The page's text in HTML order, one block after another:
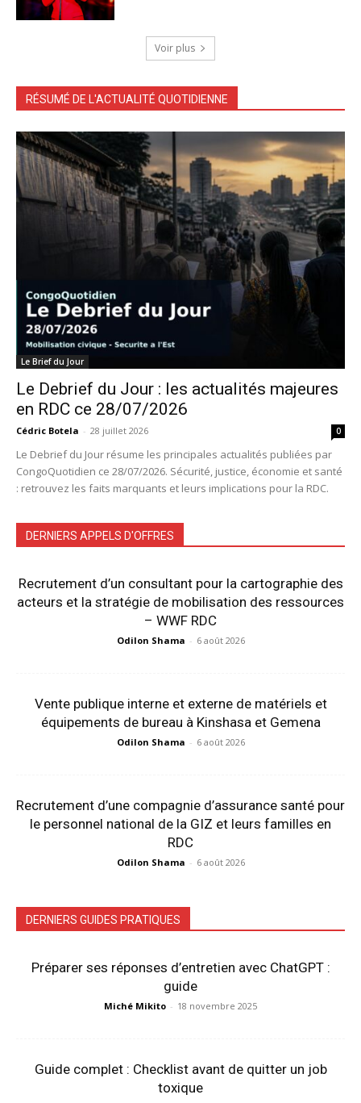
Voir plus
RÉSUMÉ DE L'ACTUALITÉ QUOTIDIENNE
Le Brief du Jour
Le Debrief du Jour : les actualités majeures
en RDC ce 28/07/2026
Cédric Botela - 28 juillet 2026 0
Le Debrief du Jour résume les principales actualités publiées par
CongoQuotidien ce 28/07/2026. Sécurité, justice, économie et santé
: retrouvez les faits marquants et leurs implications pour la RDC.
DERNIERS APPELS D'OFFRES
Recrutement d’un consultant pour la cartographie des
acteurs et la stratégie de mobilisation des ressources
– WWF RDC
Odilon Shama - 6 août 2026
Vente publique interne et externe de matériels et
équipements de bureau à Kinshasa et Gemena
Odilon Shama - 6 août 2026
Recrutement d’une compagnie d’assurance santé pour
le personnel national de la GIZ et leurs familles en
RDC
Odilon Shama - 6 août 2026
DERNIERS GUIDES PRATIQUES
Préparer ses réponses d’entretien avec ChatGPT :
guide
Miché Mikito - 18 novembre 2025
Guide complet : Checklist avant de quitter un job
toxique